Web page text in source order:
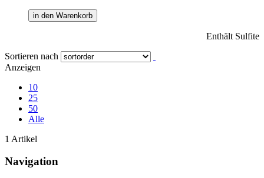
in den Warenkorb
Enthält Sulfite
Sortieren nach
Anzeigen
10
25
50
Alle
1 Artikel
Navigation